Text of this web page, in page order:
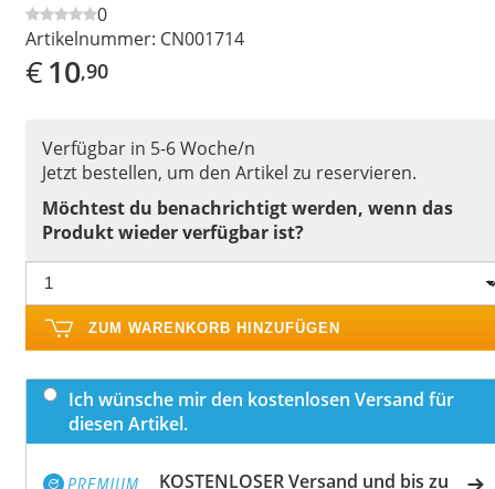
0
Artikelnummer: CN001714
€10,90
Verfügbar in 5-6 Woche/n
Jetzt bestellen, um den Artikel zu reservieren.
Möchtest du benachrichtigt werden, wenn das
Produkt wieder verfügbar ist?
ZUM WARENKORB HINZUFÜGEN
Ich wünsche mir den kostenlosen Versand für
diesen Artikel.
KOSTENLOSER Versand und bis zu